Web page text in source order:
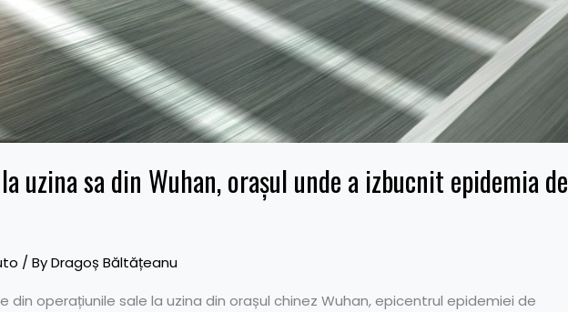
uzina sa din Wuhan, orașul unde a izbucnit epidemia de
/ ByDragoș Băltățeanu
operațiunile sale la uzina din orașul chinez Wuhan, epicentrul epidemiei de